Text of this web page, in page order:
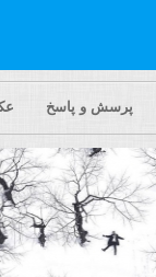
پرسش و پاسخ